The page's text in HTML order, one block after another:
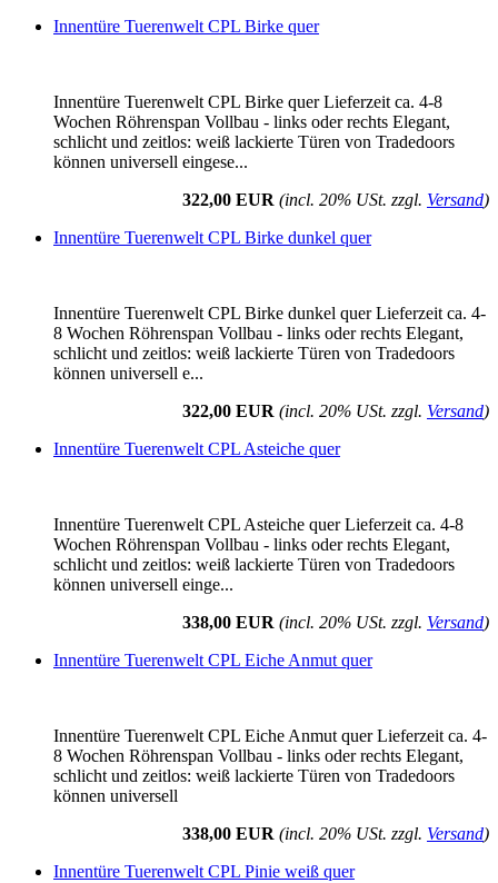
Innentüre Tuerenwelt CPL Birke quer
Innentüre Tuerenwelt CPL Birke quer Lieferzeit ca. 4-8
Wochen Röhrenspan Vollbau - links oder rechts Elegant,
schlicht und zeitlos: weiß lackierte Türen von Tradedoors
können universell eingese...
322,00 EUR (incl. 20% USt. zzgl. Versand)
Innentüre Tuerenwelt CPL Birke dunkel quer
Innentüre Tuerenwelt CPL Birke dunkel quer Lieferzeit ca. 4-
8 Wochen Röhrenspan Vollbau - links oder rechts Elegant,
schlicht und zeitlos: weiß lackierte Türen von Tradedoors
können universell e...
322,00 EUR (incl. 20% USt. zzgl. Versand)
Innentüre Tuerenwelt CPL Asteiche quer
Innentüre Tuerenwelt CPL Asteiche quer Lieferzeit ca. 4-8
Wochen Röhrenspan Vollbau - links oder rechts Elegant,
schlicht und zeitlos: weiß lackierte Türen von Tradedoors
können universell einge...
338,00 EUR (incl. 20% USt. zzgl. Versand)
Innentüre Tuerenwelt CPL Eiche Anmut quer
Innentüre Tuerenwelt CPL Eiche Anmut quer Lieferzeit ca. 4-
8 Wochen Röhrenspan Vollbau - links oder rechts Elegant,
schlicht und zeitlos: weiß lackierte Türen von Tradedoors
können universell
338,00 EUR (incl. 20% USt. zzgl. Versand)
Innentüre Tuerenwelt CPL Pinie weiß quer